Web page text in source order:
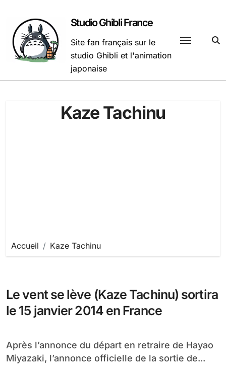
contenu
Studio Ghibli France
Site fan français sur le
studio Ghibli et l'animation
japonaise
Kaze Tachinu
Accueil Kaze Tachinu
Le vent se lève (Kaze Tachinu) sortira
le 15 janvier 2014 en France
Après l’annonce du départ en retraire de Hayao
Miyazaki, l’annonce officielle de la sortie de...